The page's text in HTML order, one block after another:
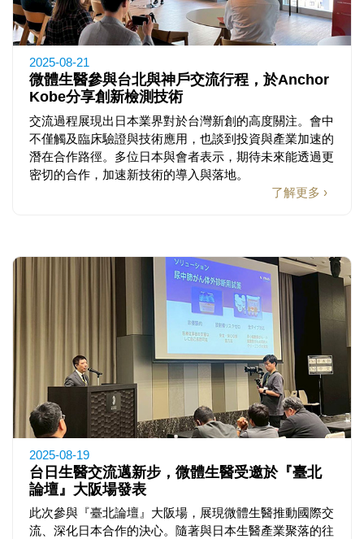
2025-08-21
微體生醫參與台北與神戶交流行程，於Anchor
Kobe分享創新檢測技術
交流過程展現出日本業界對於台灣新創的高度關注。會中
不僅觸及臨床驗證與技術應用，也談到投資與產業加速的
潛在合作路徑。多位日本與會者表示，期待未來能透過更
密切的合作，加速新技術的導入與落地。
了解更多 ›
2025-08-19
台日生醫交流邁新步，微體生醫受邀於『臺北
論壇』大阪場發表
此次參與『臺北論壇』大阪場，展現微體生醫推動國際交
流、深化日本合作的決心。隨著與日本生醫產業聚落的往